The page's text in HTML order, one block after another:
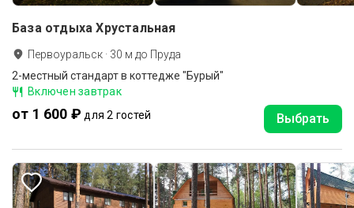
База отдыха Хрустальная
Первоуральск · 30 м до Пруда
2-местный стандарт в коттедже "Бурый"
Включен завтрак
от 1 600 ₽ для 2 гостей Выбрать